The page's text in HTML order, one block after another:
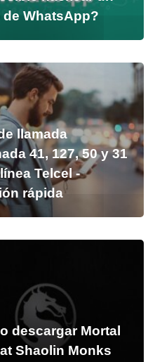
WhatsApp?
llamada
41, 127, 50 y 31
Telcel -
rápida
descargar Mortal
Shaolin Monks